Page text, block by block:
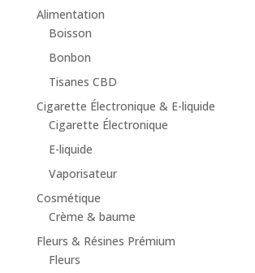
Alimentation
Boisson
Bonbon
Tisanes CBD
Cigarette Électronique & E-liquide
Cigarette Électronique
E-liquide
Vaporisateur
Cosmétique
Crème & baume
Fleurs & Résines Prémium
Fleurs